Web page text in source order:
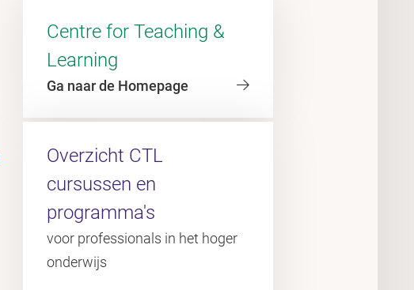
Centre for Teaching &
Learning
Ga naar de Homepage
Overzicht CTL
cursussen en
programma's
voor professionals in het hoger
onderwijs